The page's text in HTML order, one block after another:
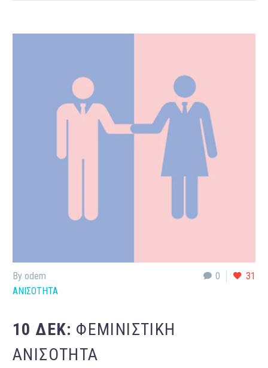
0 31
By odem
ΑΝΙΣΟΤΗΤΑ
10 ΔΕΚ: ΦΕΜΙΝΙΣΤΙΚΉ
ΑΝΙΣΌΤΗΤΑ